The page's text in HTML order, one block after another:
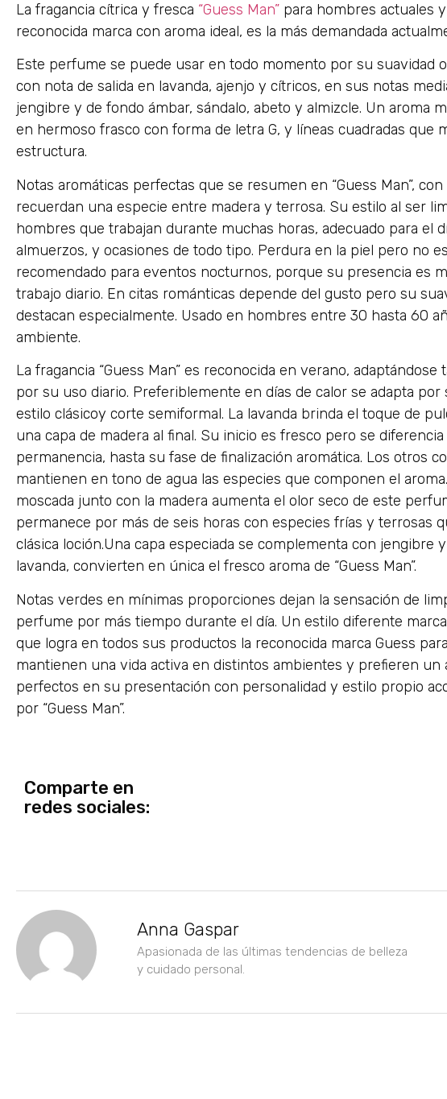
La fragancia cítrica y fresca “Guess Man” para hombres actuales
reconocida marca con aroma ideal, es la más demandada
Este perfume se puede usar en todo momento por su suavidad
con nota de salida en lavanda, ajenjo y cítricos, en sus notas
jengibre y de fondo ámbar, sándalo, abeto y almizcle. Un aroma
en hermoso frasco con forma de letra G, y líneas cuadradas que
estructura.
Notas aromáticas perfectas que se resumen en “Guess Man”,
recuerdan una especie entre madera y terrosa. Su estilo al ser
hombres que trabajan durante muchas horas, adecuado para el
almuerzos, y ocasiones de todo tipo. Perdura en la piel pero no
recomendado para eventos nocturnos, porque su presencia es
trabajo diario. En citas románticas depende del gusto pero su
destacan especialmente. Usado en hombres entre 30 hasta 60
ambiente.
La fragancia “Guess Man” es reconocida en verano,
por su uso diario. Preferiblemente en días de calor se adapta
estilo clásicoy corte semiformal. La lavanda brinda el toque de
una capa de madera al final. Su inicio es fresco pero se
permanencia, hasta su fase de finalización aromática. Los otros
mantienen en tono de agua las especies que componen el
moscada junto con la madera aumenta el olor seco de este
permanece por más de seis horas con especies frías y terrosas
clásica loción.Una capa especiada se complementa con jengibre
lavanda, convierten en única el fresco aroma de “Guess Man”.
Notas verdes en mínimas proporciones dejan la sensación de
perfume por más tiempo durante el día. Un estilo diferente
que logra en todos sus productos la reconocida marca Guess
mantienen una vida activa en distintos ambientes y prefieren un
perfectos en su presentación con personalidad y estilo propio
por “Guess Man”.
Comparte en
redes sociales:
Anna Gaspar
Apasionada de las últimas tendencias de belleza
y cuidado personal.